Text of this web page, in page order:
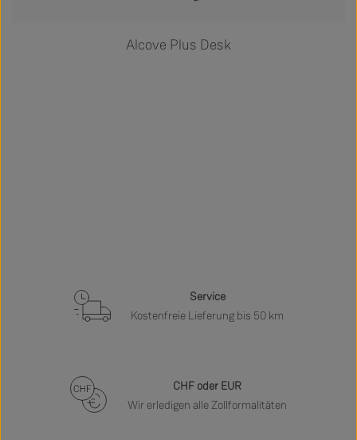
Alcove Plus Desk
Service
Kostenfreie Lieferung bis 50 km
CHF oder EUR
Wir erledigen alle Zollformalitäten